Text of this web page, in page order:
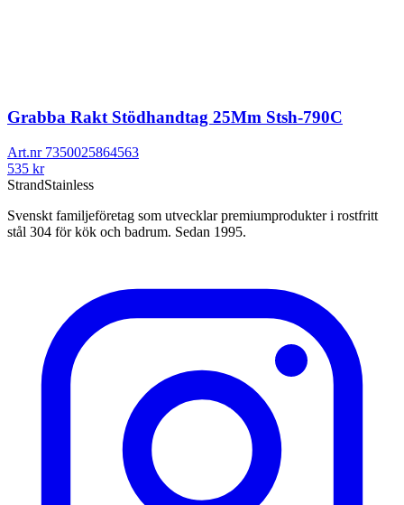
Grabba Rakt Stödhandtag 25Mm Stsh-790C
Art.nr 7350025864563
535 kr
StrandStainless
Svenskt familjeföretag som utvecklar premiumprodukter i rostfritt
stål 304 för kök och badrum. Sedan 1995.